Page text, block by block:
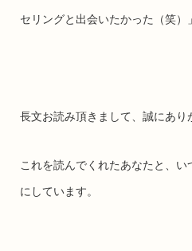
セリングと出会いたかった（笑）
長文お読み頂きまして、誠にあり
これを読んでくれたあなたと、
にしています。